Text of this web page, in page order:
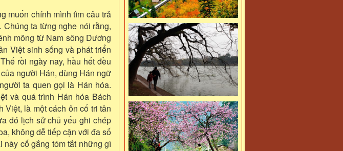
muốn chính mình tìm câu trả
ta từng nghe nói rằng,
mông từ Nam sông Dương
Việt sinh sống và phát triển
rồi ngày nay, hầu hết đều
người Hán, dùng Hán ngữ
ta quen gọi là Hán hóa.
và quá trình Hán hóa Bách
Việt, là một cách ôn cố tri tân
đó lịch sử chủ yếu ghi chép
không dễ tiếp cận với đa số
cố gắng tóm tắt những gì